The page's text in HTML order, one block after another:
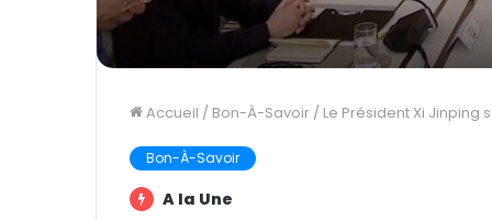
Accueil / Bon-À-Savoir / Le Président Xi Jinping
Bon-À-Savoir
A la Une